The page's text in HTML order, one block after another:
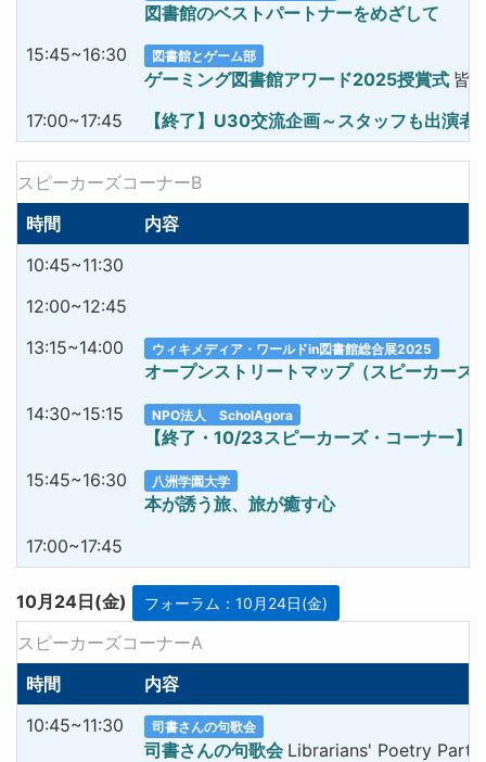
図書館のベストパートナー
15:45~16:30
図書館とゲーム部
ゲーミング図書館アワード2025授賞式 皆
17:00~17:45
【終了】U30交流企画～スタッフも出演
スピーカーズコーナーB
時間
内容
10:45~11:30
12:00~12:45
13:15~14:00
ウィキメディア・ワールドin図書館総合展2025
オープンストリートマップ（スピーカー
14:30~15:15
NPO法人 ScholAgora
【終了・10/23スピーカーズ・コーナー
15:45~16:30
八洲学園大学
本が誘う旅、旅が癒す心
17:00~17:45
10月24日(金) フォーラム：10月24日(金)
スピーカーズコーナーA
時間
内容
10:45~11:30
司書さんの句歌会
司書さんの句歌会 Librarians' Poetry Party